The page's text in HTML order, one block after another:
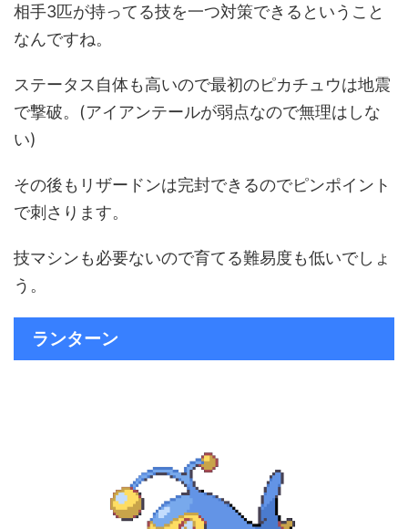
相手3匹が持ってる技を一つ対策できるということ
なんですね。
ステータス自体も高いので最初のピカチュウは地震
で撃破。(アイアンテールが弱点なので無理はしな
い)
その後もリザードンは完封できるのでピンポイント
で刺さります。
技マシンも必要ないので育てる難易度も低いでしょ
う。
ランターン